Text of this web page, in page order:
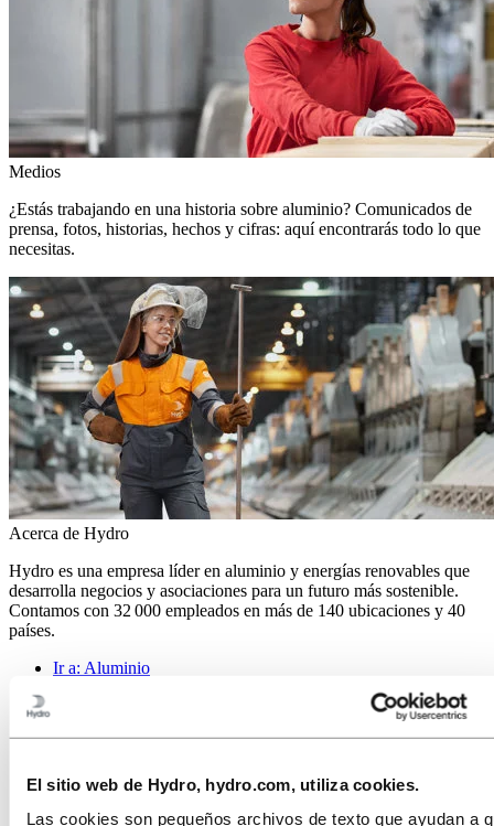
El sitio web de Hydro, hydro.com, utiliza cookies.
Las cookies son pequeños archivos de texto que ayudan a
Medios
¿Estás trabajando en una historia sobre aluminio? Comunicados de
prensa, fotos, historias, hechos y cifras: aquí encontrarás todo lo que
necesitas.
Acerca de Hydro
Hydro es una empresa líder en aluminio y energías renovables que
desarrolla negocios y asociaciones para un futuro más sostenible.
Contamos con 32 000 empleados en más de 140 ubicaciones y 40
países.
Ir a: Aluminio
Ir a: Energía
Ir a:Sostenibilidad